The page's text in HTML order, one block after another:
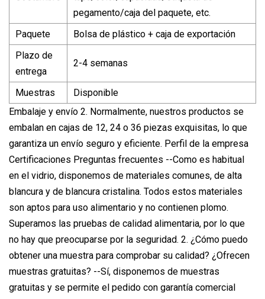
pegamento/caja del paquete, etc.
Paquete
Bolsa de plástico + caja de exportación
Plazo de
entrega
2-4 semanas
Muestras
Disponible
Embalaje y envío 2. Normalmente, nuestros productos se
embalan en cajas de 12, 24 o 36 piezas exquisitas, lo que
garantiza un envío seguro y eficiente. Perfil de la empresa
Certificaciones Preguntas frecuentes --Como es habitual
en el vidrio, disponemos de materiales comunes, de alta
blancura y de blancura cristalina. Todos estos materiales
son aptos para uso alimentario y no contienen plomo.
Superamos las pruebas de calidad alimentaria, por lo que
no hay que preocuparse por la seguridad. 2. ¿Cómo puedo
obtener una muestra para comprobar su calidad? ¿Ofrecen
muestras gratuitas? --Sí, disponemos de muestras
gratuitas y se permite el pedido con garantía comercial